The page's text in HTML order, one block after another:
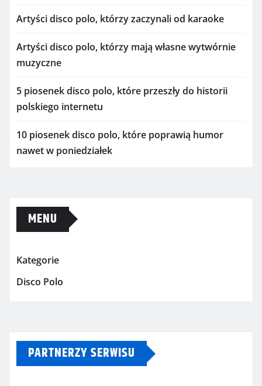
Artyści disco polo, którzy zaczynali od karaoke
Artyści disco polo, którzy mają własne wytwórnie
muzyczne
5 piosenek disco polo, które przeszły do historii
polskiego internetu
10 piosenek disco polo, które poprawią humor
nawet w poniedziałek
MENU
Kategorie
Disco Polo
PARTNERZY SERWISU